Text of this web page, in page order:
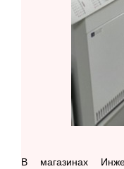
В магазинах